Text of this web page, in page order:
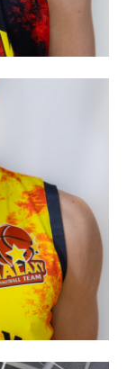
výberový